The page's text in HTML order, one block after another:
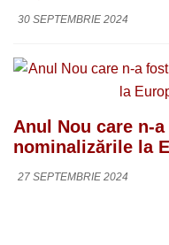
30 SEPTEMBRIE 2024
Anul Nou care n-
nominalizările la
27 SEPTEMBRIE 2024